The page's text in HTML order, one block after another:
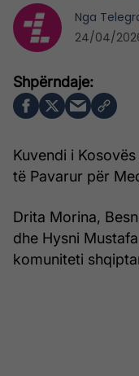
Kuvendi i
të Pavarur për
Drita Morina,
dhe Hysni
komuniteti
Nga
24/04/